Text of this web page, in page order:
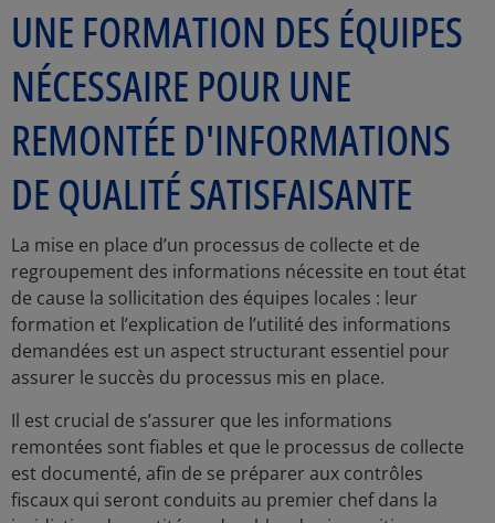
UNE FORMATION DES ÉQUIPES
NÉCESSAIRE POUR UNE
REMONTÉE D'INFORMATIONS
DE QUALITÉ SATISFAISANTE
La mise en place d’un processus de collecte et de
regroupement des informations nécessite en tout état
de cause la sollicitation des équipes locales : leur
formation et l’explication de l’utilité des informations
demandées est un aspect structurant essentiel pour
assurer le succès du processus mis en place.
Il est crucial de s’assurer que les informations
remontées sont fiables et que le processus de collecte
est documenté, afin de se préparer aux contrôles
fiscaux qui seront conduits au premier chef dans la